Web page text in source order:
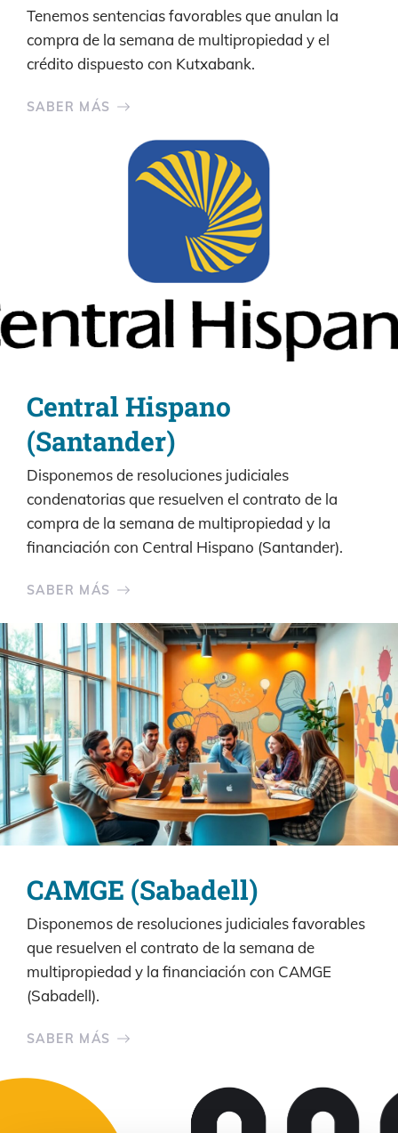
Tenemos sentencias favorables que anulan la
compra de la semana de multipropiedad y el
crédito dispuesto con Kutxabank.
SABER MÁS
Central Hispano
(Santander)
Disponemos de resoluciones judiciales
condenatorias que resuelven el contrato de la
compra de la semana de multipropiedad y la
financiación con Central Hispano (Santander).
SABER MÁS
CAMGE (Sabadell)
Disponemos de resoluciones judiciales favorables
que resuelven el contrato de la semana de
multipropiedad y la financiación con CAMGE
(Sabadell).
SABER MÁS